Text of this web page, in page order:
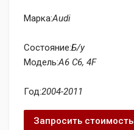
Марка:Audi
Состояние:Б/у
Модель:A6 C6, 4F
Год:2004-2011
Запросить стоимость